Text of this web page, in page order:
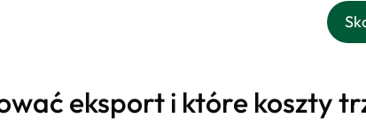
eksport i które koszty